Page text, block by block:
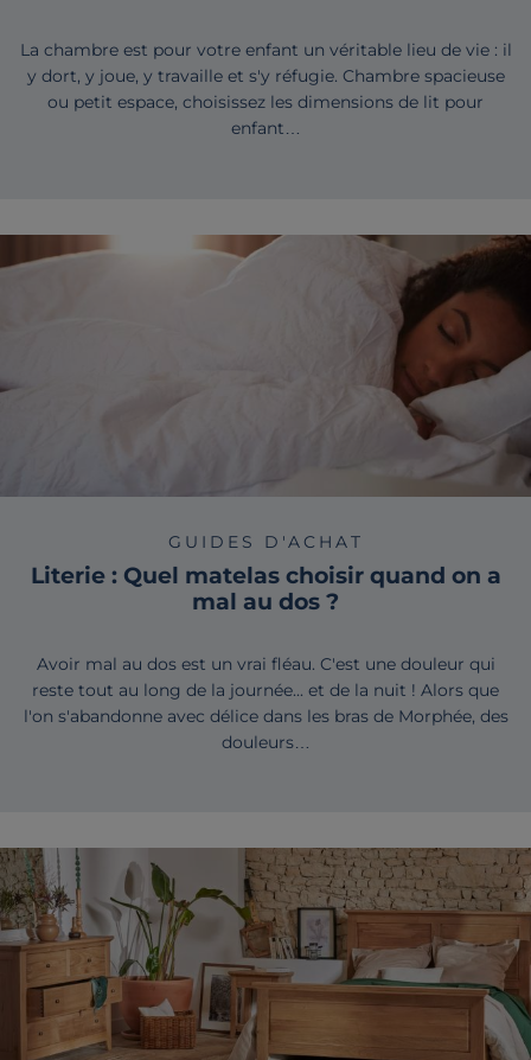
La chambre est pour votre enfant un véritable lieu de vie : il
y dort, y joue, y travaille et s'y réfugie. Chambre spacieuse
ou petit espace, choisissez les dimensions de lit pour
enfant…
GUIDES D'ACHAT
Literie : Quel matelas choisir quand on a
mal au dos ?
Avoir mal au dos est un vrai fléau. C'est une douleur qui
reste tout au long de la journée... et de la nuit ! Alors que
l'on s'abandonne avec délice dans les bras de Morphée, des
douleurs…